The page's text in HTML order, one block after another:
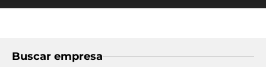
Buscar empresa